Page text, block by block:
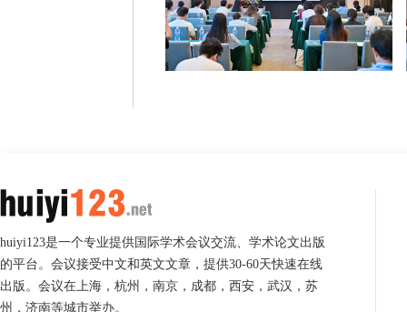
huiyi123是一个专业提供国际学术会议交流、学术论文出版
的平台。会议接受中文和英文文章，提供30-60天快速在线
出版。会议在上海，杭州，南京，成都，西安，武汉，苏
州，济南等城市举办。